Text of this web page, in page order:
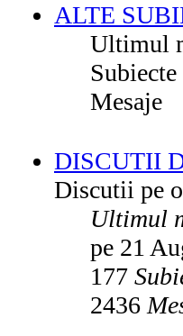
ALTE
Ultimul
Subiecte
Mesaje
DISCUTII
Discutii pe
Ultimul
pe 21
177
2436